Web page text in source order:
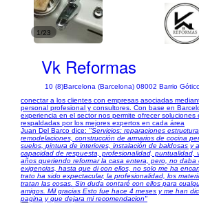
1/23
Vk Reformas
10 (8)Barcelona (Barcelona) 08002 Barrio
conectar a los clientes con empresas asociadas
personal profesional y consultores. Con base en
experiencia en el sector nos permite ofrecer soluciones
respaldadas por los mejores expertos en cada área
Juan Del Barco dice: "Servicios: reparaciones
remodelaciones, construcción de armarios de cocina
suelos, pintura de interiores, instalación de baldosas y
capacidad de respuesta, profesionalidad, puntualidad,
años queriendo reformar la casa entera, pero, no
exigencias, hasta que di con ellos, no solo me ha
trato ha sido expectacular, la profesionalidad, los
tratan las cosas. Sin duda contaré con ellos para
amigos. Mil gracias Esto fue hace 4 meses y me han
pagina y que dejara mi recomendacion"